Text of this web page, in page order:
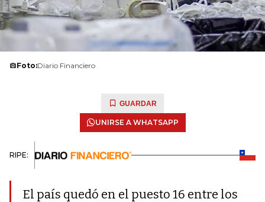
Foto:Diario Financiero
GUARDAR
UNIRSE A WHATSAPP
RIPE:
El país quedó en el puesto 16 entre los